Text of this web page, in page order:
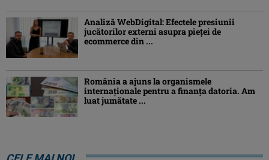
Analiză WebDigital: Efectele presiunii
jucătorilor externi asupra pieței de
ecommerce din ...
România a ajuns la organismele
internaționale pentru a finanța datoria. Am
luat jumătate ...